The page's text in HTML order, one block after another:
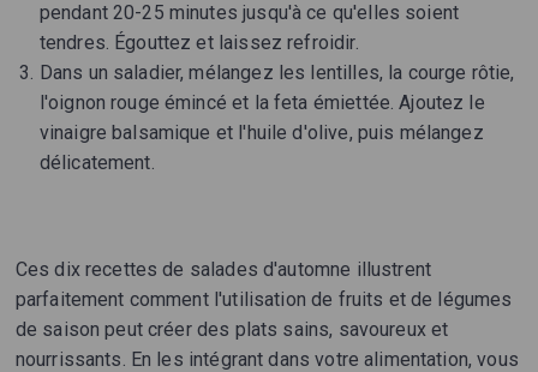
pendant 20-25 minutes jusqu'à ce qu'elles soient
tendres. Égouttez et laissez refroidir.
Dans un saladier, mélangez les lentilles, la courge rôtie,
l'oignon rouge émincé et la feta émiettée. Ajoutez le
vinaigre balsamique et l'huile d'olive, puis mélangez
délicatement.
Ces dix recettes de salades d'automne illustrent
parfaitement comment l'utilisation de fruits et de légumes
de saison peut créer des plats sains, savoureux et
nourrissants. En les intégrant dans votre alimentation, vous